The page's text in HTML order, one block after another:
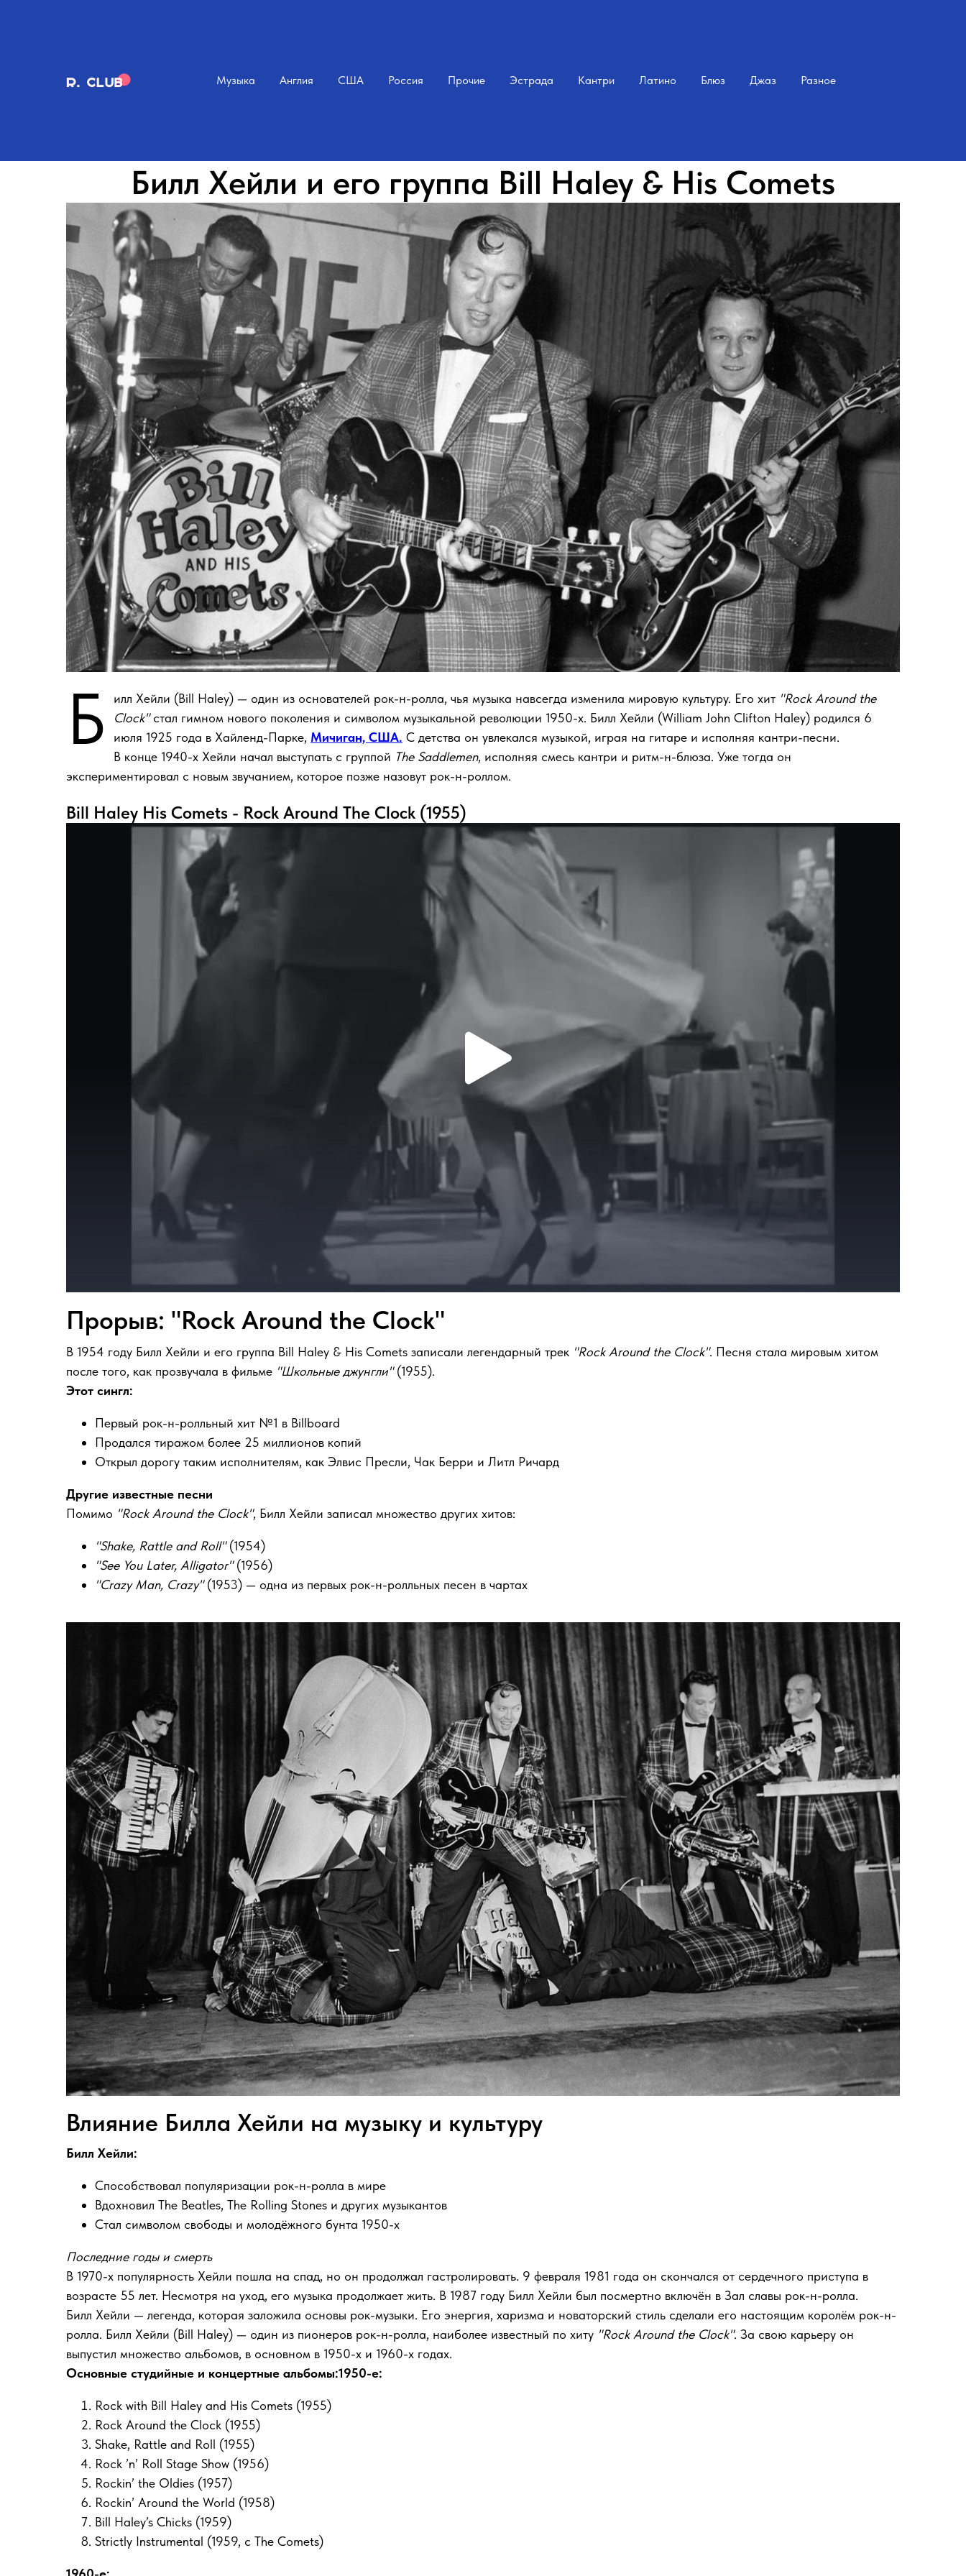
Музыка Англия США Россия Прочие Эстрада Кантри Латино Блюз Джаз Разное
Билл Хейли и его группа Bill Haley & His Comets
Б илл Хейли (Bill Haley) — один из основателей рок-н-ролла, чья музыка навсегда изменила мировую культуру. Его хит "Rock Around the
Clock"стал гимном нового поколения и символом музыкальной революции 1950-х. Билл Хейли (William John Clifton Haley) родился 6
июля 1925 года в Хайленд-Парке, Мичиган, США. С детства он увлекался музыкой, играя на гитаре и исполняя кантри-песни.
В конце 1940-х Хейли начал выступать с группой The Saddlemen, исполняя смесь кантри и ритм-н-блюза. Уже тогда он
экспериментировал с новым звучанием, которое позже назовут рок-н-роллом.
Bill Haley His Comets - Rock Around The Clock (1955)
Прорыв: "Rock Around the Clock"
В 1954 году Билл Хейли и его группа Bill Haley & His Comets записали легендарный трек "Rock Around the Clock". Песня стала мировым хитом
после того, как прозвучала в фильме "Школьные джунгли"(1955).
Этот сингл:
Первый рок-н-ролльный хит №1 в Billboard
Продался тиражом более 25 миллионов копий
Открыл дорогу таким исполнителям, как Элвис Пресли, Чак Берри и Литл Ричард
Другие известные песни
Помимо "Rock Around the Clock", Билл Хейли записал множество других хитов:
"Shake, Rattle and Roll"(1954)
"See You Later, Alligator"(1956)
"Crazy Man, Crazy"(1953) — одна из первых рок-н-ролльных песен в чартах
Влияние Билла Хейли на музыку и культуру
Билл Хейли:
Способствовал популяризации рок-н-ролла в мире
Вдохновил The Beatles, The Rolling Stones и других музыкантов
Стал символом свободы и молодёжного бунта 1950-х
Последние годы и смерть
В 1970-х популярность Хейли пошла на спад, но он продолжал гастролировать. 9 февраля 1981 года он скончался от сердечного приступа в
возрасте 55 лет. Несмотря на уход, его музыка продолжает жить. В 1987 году Билл Хейли был посмертно включён в Зал славы рок-н-ролла.
Билл Хейли — легенда, которая заложила основы рок-музыки. Его энергия, харизма и новаторский стиль сделали его настоящим королём рок-н-
ролла. Билл Хейли (Bill Haley) — один из пионеров рок-н-ролла, наиболее известный по хиту "Rock Around the Clock". За свою карьеру он
выпустил множество альбомов, в основном в 1950-х и 1960-х годах.
Основные студийные и концертные альбомы:1950-е:
Rock with Bill Haley and His Comets (1955)
Rock Around the Clock (1955)
Shake, Rattle and Roll (1955)
Rock ’n’ Roll Stage Show (1956)
Rockin’ the Oldies (1957)
Rockin’ Around the World (1958)
Bill Haley’s Chicks (1959)
Strictly Instrumental (1959, с The Comets)